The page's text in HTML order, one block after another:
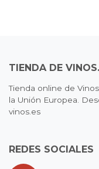
TIENDA DE
Tienda online de
la Unión Europea.
vinos.es
REDES SOCIALES